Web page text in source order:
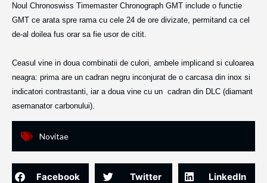
Noul Chronoswiss Timemaster Chronograph GMT include o functie
GMT ce arata spre rama cu cele 24 de ore divizate, permitand ca cel
de-al doilea fus orar sa fie usor de citit.
Ceasul vine in doua combinatii de culori, ambele implicand si culoarea
neagra: prima are un cadran negru inconjurat de o carcasa din inox si
indicatori contrastanti, iar a doua vine cu un cadran din DLC (diamant
asemanator carbonului).
Novitae
Facebook Twitter LinkedIn